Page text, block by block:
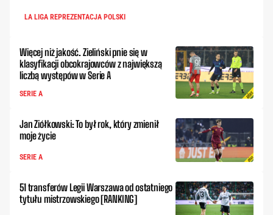
LA LIGA REPREZENTACJA POLSKI
Więcej niż jakość. Zieliński pnie się w
klasyfikacji obcokrajowców z największą
liczbą występów w Serie A
SERIE A
Jan Ziółkowski: To był rok, który zmienił
moje życie
SERIE A
51 transferów Legii Warszawa od ostatniego
tytułu mistrzowskiego [RANKING]